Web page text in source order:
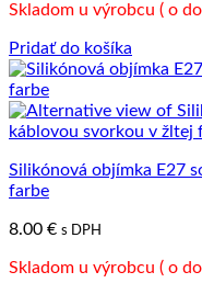
Skladom u výrobcu ( o
Pridať do košíka
Silikónová objímka E27
farbe
8.00 € s DPH
Skladom u výrobcu ( o